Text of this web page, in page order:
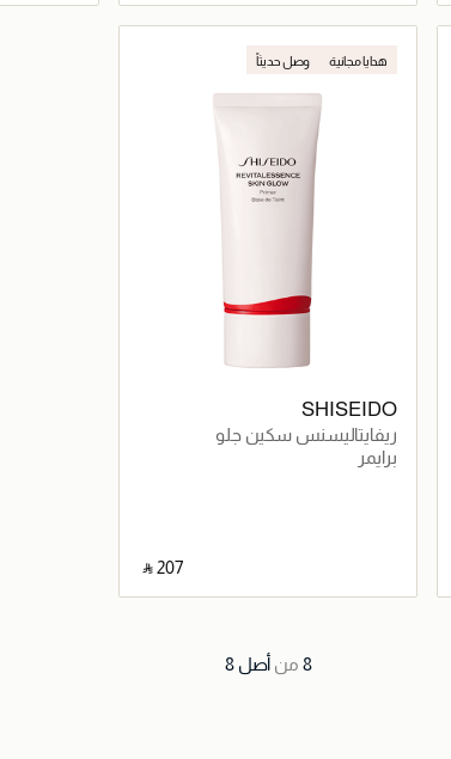
جاري تحميل التفاصيل
هدايا مجانية وصل حديثاً
SHISEIDO
ريفايتاليسنس سكين جلو
برايمر
‎ ⃁ ⁦207⁩ ‎
8 من أصل 8